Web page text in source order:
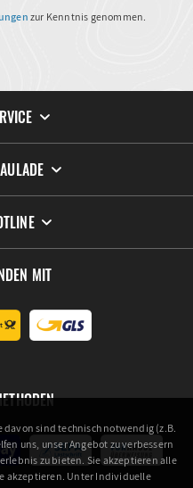
zur Kenntnis genommen.
MIT
davon sind technisch notwendig (z.B.
uns, unser Angebot zu verbessern
zu bieten. Sie akzeptieren alle
akzeptieren. Unter Individuelle